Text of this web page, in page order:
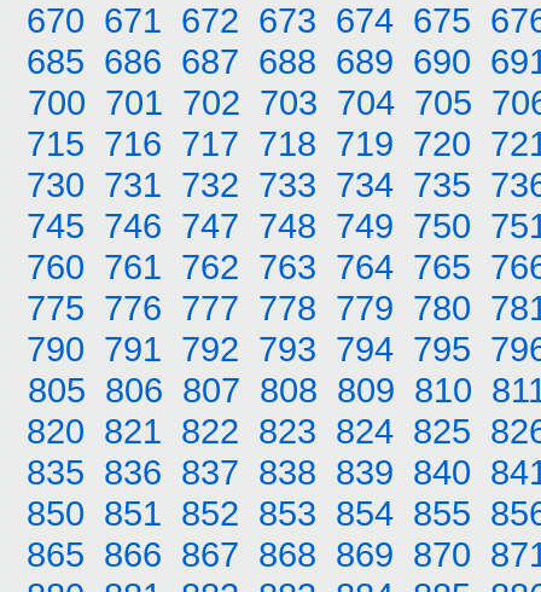
670 671 672 673 674 675
685 686 687 688 689 690
700 701 702 703 704 705
715 716 717 718 719 720
730 731 732 733 734 735
745 746 747 748 749 750
760 761 762 763 764 765
775 776 777 778 779 780
790 791 792 793 794 795
805 806 807 808 809 810
820 821 822 823 824 825
835 836 837 838 839 840
850 851 852 853 854 855
865 866 867 868 869 870